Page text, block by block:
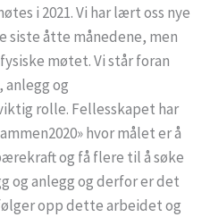
i 2021. Vi har lært oss nye
siste åtte månedene, men
møtet. Vi står foran
og
rolle. Fellesskapet har
hvor målet er å
og få flere til å søke
og anlegg og derfor er det
opp dette arbeidet og